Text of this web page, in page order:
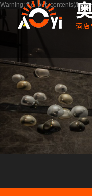
Warning: file_put_contents(/